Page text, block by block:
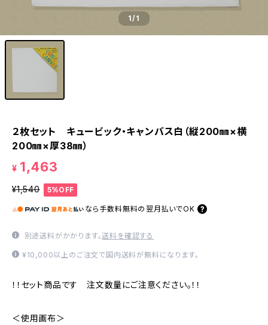
1/1
２枚セット キュービック・キャンバス白（縦200㎜×横
200㎜×厚38㎜）
¥ 1,463
¥1,540 5%OFF
なら 手数料無料の 翌月払いでOK
別途送料がかかります。送料を確認する
¥10,000以上のご注文で国内送料が無料になります。
！！セット商品です 注文数量にご注意ください。！！
＜使用画布＞